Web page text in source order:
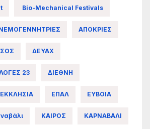
Bio-Mechanical Festivals
ΑΠΟΚΡΙΕΣ
ΔΕΥΑΧ
23 ΔΙΕΘΝΗ
ΕΚΚΛΗΣΙΑ ΕΠΑΛ ΕΥΒΟΙΑ
ΚΑΙΡΟΣ ΚΑΡΝΑΒΑΛΙ